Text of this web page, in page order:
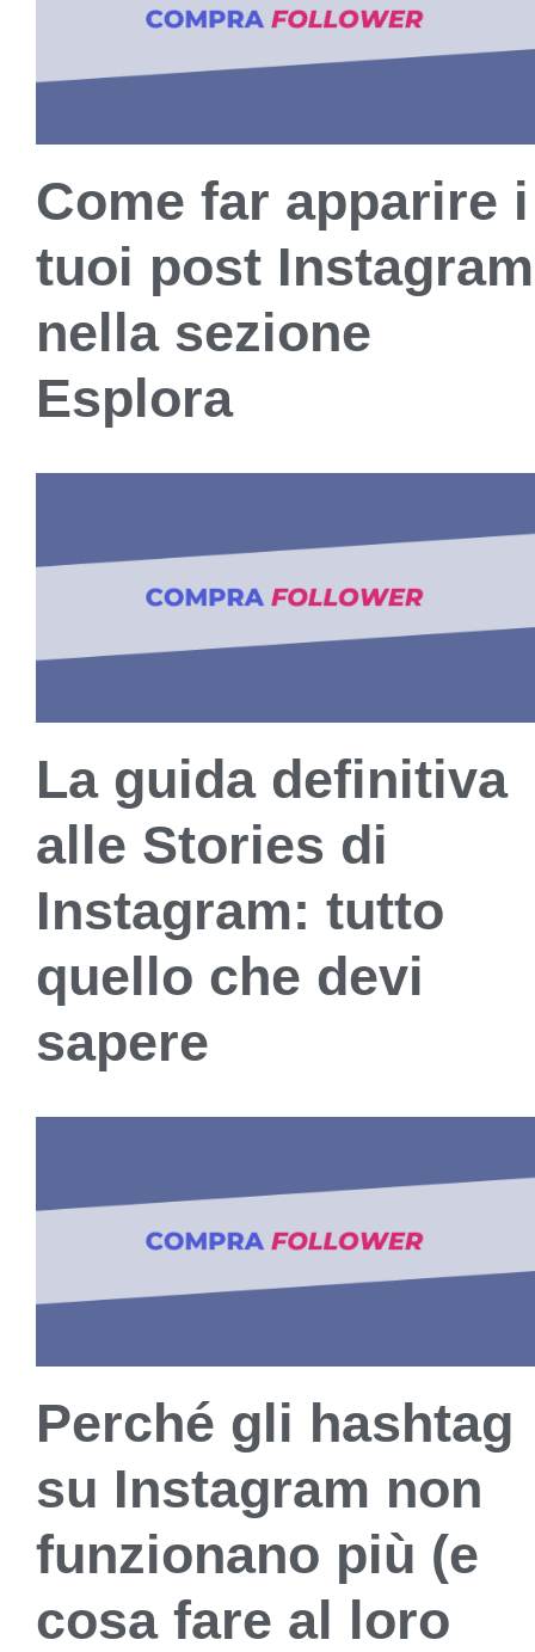
Come far apparire i
tuoi post Instagram
nella sezione
Esplora
La guida definitiva
alle Stories di
Instagram: tutto
quello che devi
sapere
Perché gli hashtag
su Instagram non
funzionano più (e
cosa fare al loro